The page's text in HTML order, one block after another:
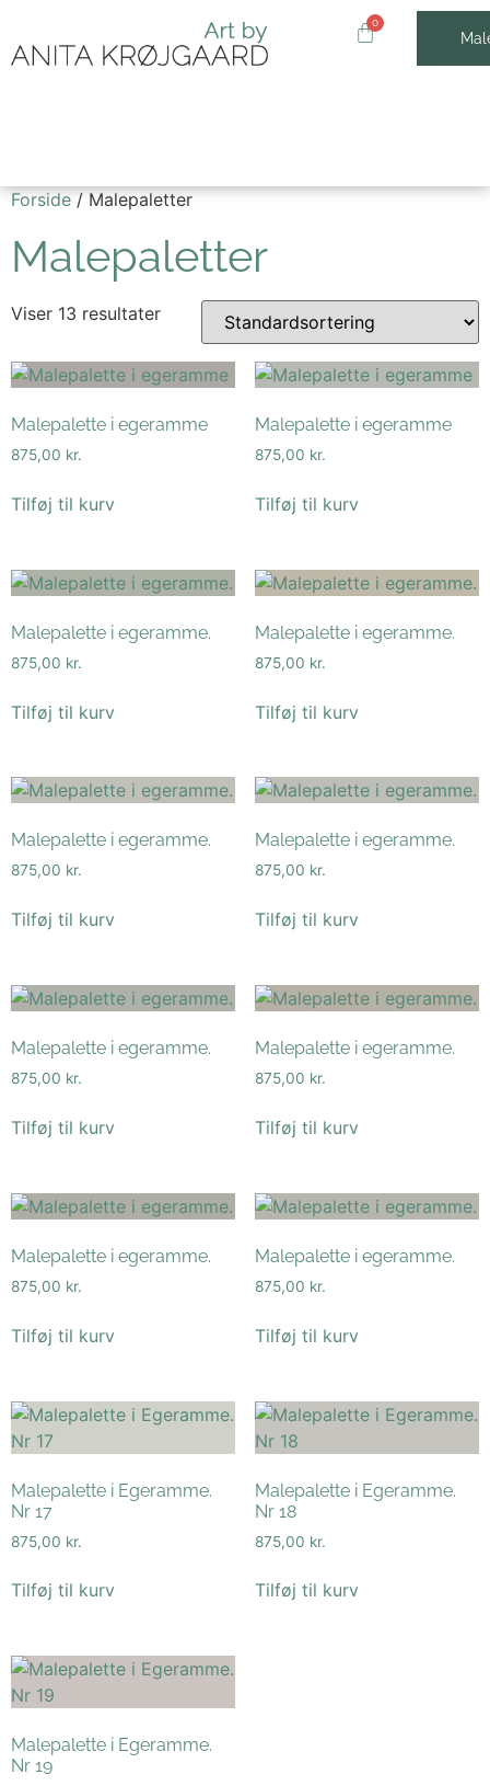
Forside / Malepaletter
Malepaletter
Viser 13 resultater
Malepalette i egeramme
875,00 kr.
Tilføj til kurv
Malepalette i egeramme
875,00 kr.
Tilføj til kurv
Malepalette i egeramme.
875,00 kr.
Tilføj til kurv
Malepalette i egeramme.
875,00 kr.
Tilføj til kurv
Malepalette i egeramme.
875,00 kr.
Tilføj til kurv
Malepalette i egeramme.
875,00 kr.
Tilføj til kurv
Malepalette i egeramme.
875,00 kr.
Tilføj til kurv
Malepalette i egeramme.
875,00 kr.
Tilføj til kurv
Malepalette i egeramme.
875,00 kr.
Tilføj til kurv
Malepalette i egeramme.
875,00 kr.
Tilføj til kurv
Malepalette i Egeramme.
Nr 17
875,00 kr.
Tilføj til kurv
Malepalette i Egeramme.
Nr 18
875,00 kr.
Tilføj til kurv
Malepalette i Egeramme.
Nr 19